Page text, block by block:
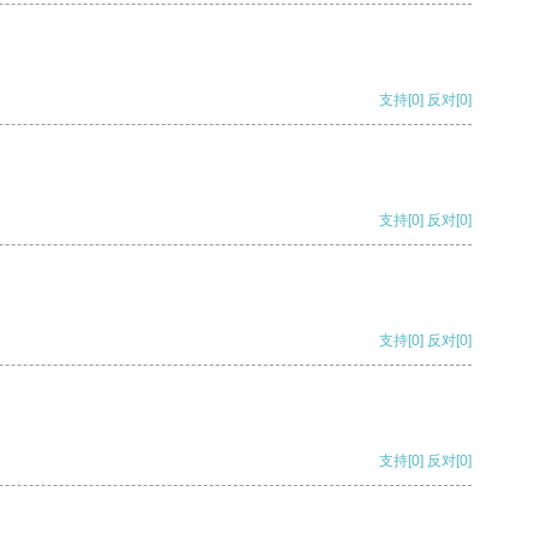
支持[0] 反对[0]
支持[0] 反对[0]
支持[0] 反对[0]
支持[0] 反对[0]